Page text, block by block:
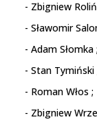
- Zbigniew
- Sławomir
- Adam Słomka ;
- Stan Tymiński
- Roman Włos ;
- Zbigniew